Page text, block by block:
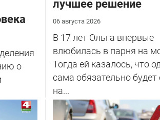
о
лучшее решение
06 августа 2026
В 17 лет Ольга впервые
влюбилась в парня на
Тогда ей казалось, что
сама обязательно будет
на...